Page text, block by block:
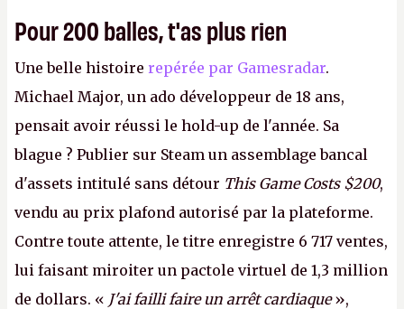
Pour 200 balles, t'as plus rien
Une belle histoire repérée par Gamesradar.
Michael Major, un ado développeur de 18 ans,
pensait avoir réussi le hold-up de l'année. Sa
blague ? Publier sur Steam un assemblage bancal
d'assets intitulé sans détour This Game Costs $200,
vendu au prix plafond autorisé par la plateforme.
Contre toute attente, le titre enregistre 6 717 ventes,
lui faisant miroiter un pactole virtuel de 1,3 million
de dollars. « J'ai failli faire un arrêt cardiaque»,